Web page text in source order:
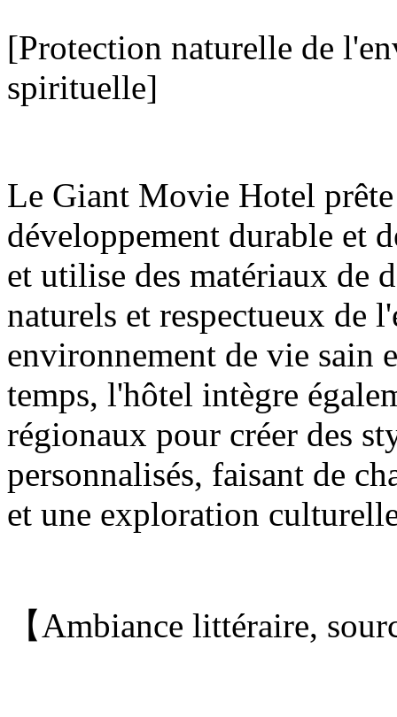
[Protection naturelle de
spirituelle]
Le Giant Movie Hotel
développement durable et
et utilise des matériaux de
naturels et respectueux de
environnement de vie sain
temps, l'hôtel intègre
régionaux pour créer des
personnalisés, faisant de
et une exploration
【Ambiance littéraire,